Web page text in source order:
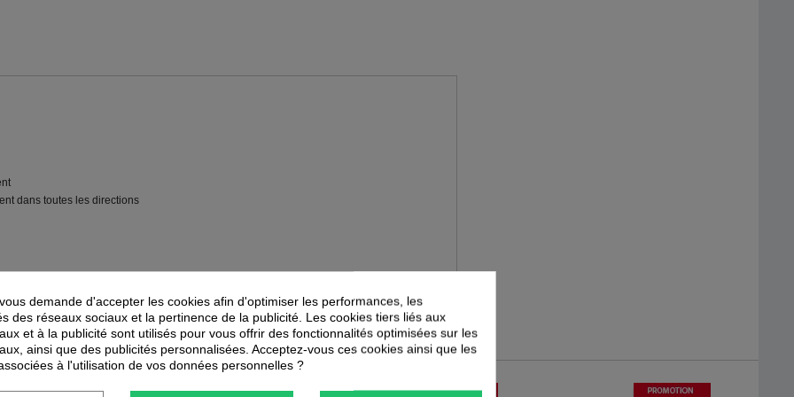
dans toutes les directions
ÉGALEMENT VOUS INTÉRESSER
PROMOTION PROMOTION PROMOTION
-44%
demande d'accepter les cookies afin d'optimiser les performances, les
des réseaux sociaux et la pertinence de la publicité. Les cookies tiers liés aux
et à la publicité sont utilisés pour vous offrir des fonctionnalités optimisées sur les
ainsi que des publicités personnalisées. Acceptez-vous ces cookies ainsi que les
à l'utilisation de vos données personnelles ?